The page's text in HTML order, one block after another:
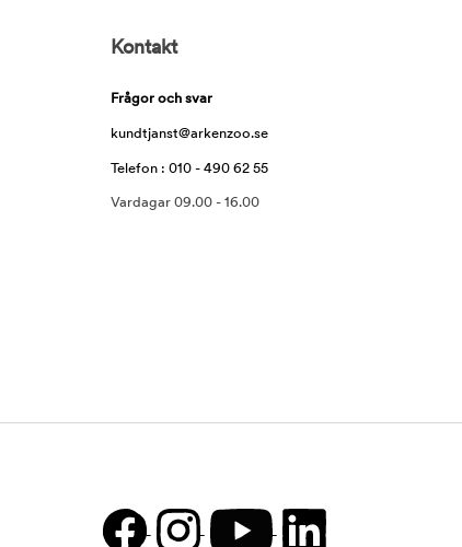
Kontakt
Frågor och svar
kundtjanst@arkenzoo.se
Telefon : 010 - 490 62 55
Vardagar 09.00 - 16.00